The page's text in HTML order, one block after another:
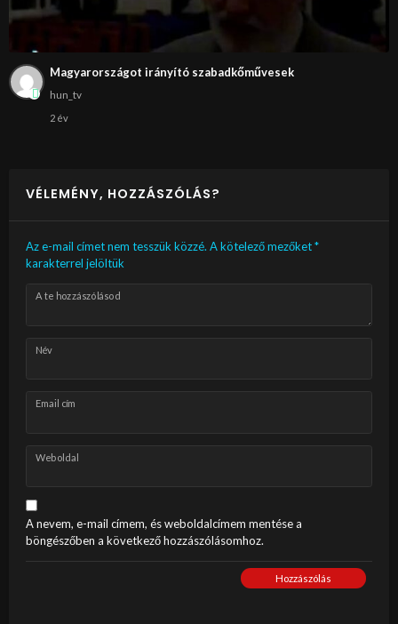
Magyarországot irányító szabadkőművesek
hun_tv
2 év
VÉLEMÉNY, HOZZÁSZÓLÁS?
Az e-mail címet nem tesszük közzé. A kötelező mezőket*
karakterrel jelöltük
A te hozzászólásod
Név
Email cím
Weboldal
A nevem, e-mail címem, és weboldalcímem mentése a
böngészőben a következő hozzászólásomhoz.
Hozzászólás